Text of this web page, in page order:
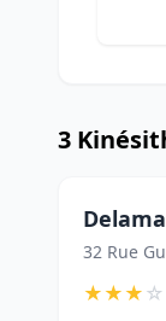
3
32 Rue
★★★☆